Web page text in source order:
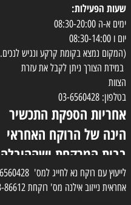
שעות הפעילות:
ימים א-ה 08:30-20:00
יום ו 08:30-14:00
(המקום נמצא בקומת קרקע ונגיש לנכים.
במידת הצורך ניתן לקבל את עזרת
הצוות
בטלפון: 03-6560428
אחריות הספקת התכשיר
הינה של הרוקח האחראי
בבית המרקחת ושההובלה
בפועל תעשה בעזרת
השליח
אחראית נייזוב אילנה מס' רוקחת 3-86612 medipharmeoffice@gmail.com